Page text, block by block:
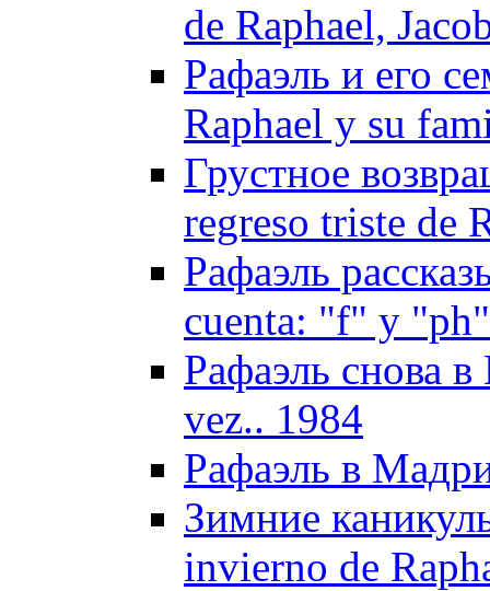
de Raphael,
Рафаэль и его
Raphael y su
Грустное
regreso triste de
Рафаэль
cuenta: "f" y
Рафаэль снова
vez.. 1984
Рафаэль в
Зимние
invierno de